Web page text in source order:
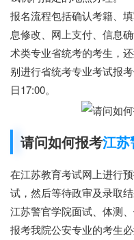
报名流程包括确认考籍、
息修改、网上支付、信息
术类专业省统考的考生，
别进行省统考专业考试报
日17:00。
请问如何报考江苏
在江苏教育考试网上进行
试，然后等待政审及录取结
江苏警官学院面试、体测
报考我院公安专业的考生